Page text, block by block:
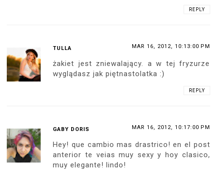
REPLY
TULLA MAR 16, 2012, 10:13:00 PM
żakiet jest zniewalający. a w tej fryzurze
wyglądasz jak piętnastolatka :)
REPLY
GABY DORIS MAR 16, 2012, 10:17:00 PM
Hey! que cambio mas drastrico! en el post
anterior te veias muy sexy y hoy clasico,
muy elegante! lindo!